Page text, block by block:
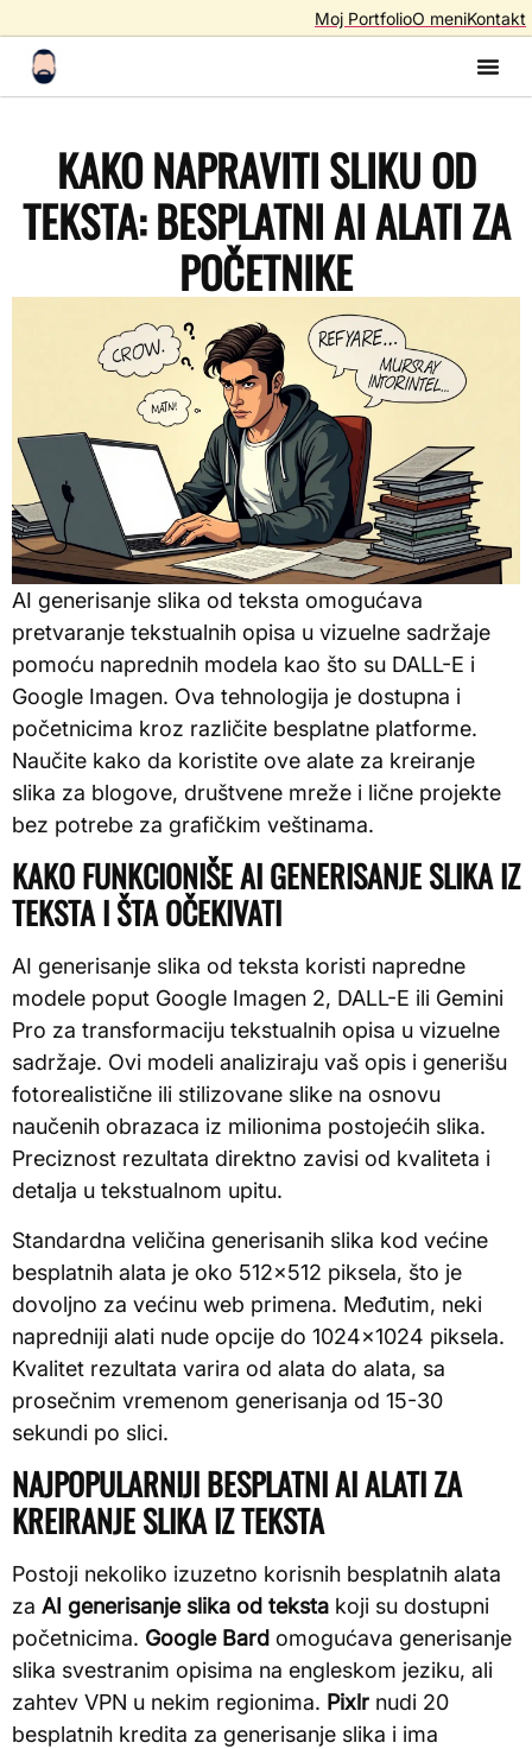
Moj PortfolioO meniKontakt
KAKO NAPRAVITI SLIKU OD
TEKSTA: BESPLATNI AI ALATI ZA
POČETNIKE
AI generisanje slika od teksta omogućava
pretvaranje tekstualnih opisa u vizuelne sadržaje
pomoću naprednih modela kao što su DALL-E i
Google Imagen. Ova tehnologija je dostupna i
početnicima kroz različite besplatne platforme.
Naučite kako da koristite ove alate za kreiranje
slika za blogove, društvene mreže i lične projekte
bez potrebe za grafičkim veštinama.
KAKO FUNKCIONIŠE AI GENERISANJE SLIKA IZ
TEKSTA I ŠTA OČEKIVATI
AI generisanje slika od teksta koristi napredne
modele poput Google Imagen 2, DALL-E ili Gemini
Pro za transformaciju tekstualnih opisa u vizuelne
sadržaje. Ovi modeli analiziraju vaš opis i generišu
fotorealistične ili stilizovane slike na osnovu
naučenih obrazaca iz milionima postojećih slika.
Preciznost rezultata direktno zavisi od kvaliteta i
detalja u tekstualnom upitu.
Standardna veličina generisanih slika kod većine
besplatnih alata je oko 512×512 piksela, što je
dovoljno za većinu web primena. Međutim, neki
napredniji alati nude opcije do 1024×1024 piksela.
Kvalitet rezultata varira od alata do alata, sa
prosečnim vremenom generisanja od 15-30
sekundi po slici.
NAJPOPULARNIJI BESPLATNI AI ALATI ZA
KREIRANJE SLIKA IZ TEKSTA
Postoji nekoliko izuzetno korisnih besplatnih alata
za AI generisanje slika od teksta koji su dostupni
početnicima. Google Bard omogućava generisanje
slika svestranim opisima na engleskom jeziku, ali
zahtev VPN u nekim regionima. Pixlr nudi 20
besplatnih kredita za generisanje slika i ima